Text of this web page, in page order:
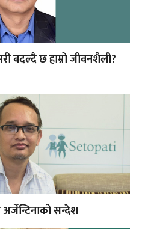
बदल्दै छ हाम्रो जीवनशैली?
अर्जेन्टिनाको सन्देश